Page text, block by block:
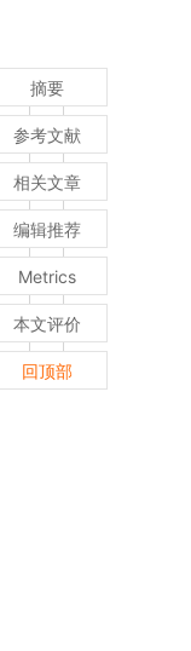
摘要
参考文献
相关文章
编辑推荐
Metrics
本文评价
回顶部